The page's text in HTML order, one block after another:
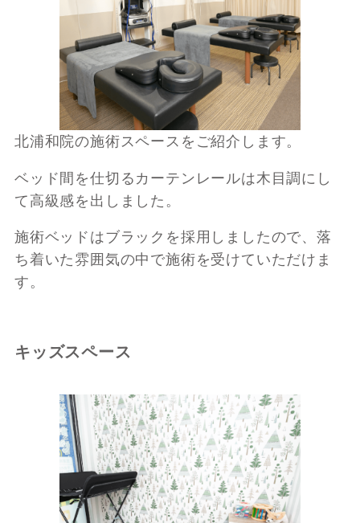
北浦和院の施術スペースをご紹介します。
ベッド間を仕切るカーテンレールは木目調にし
て高級感を出しました。
施術ベッドはブラックを採用しましたので、落
ち着いた雰囲気の中で施術を受けていただけま
す。
キッズスペース